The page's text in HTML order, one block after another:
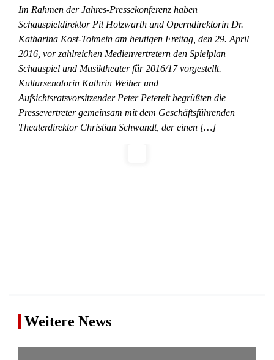
Im Rahmen der Jahres-Pressekonferenz haben
Schauspieldirektor Pit Holzwarth und Operndirektorin Dr.
Katharina Kost-Tolmein am heutigen Freitag, den 29. April
2016, vor zahlreichen Medienvertretern den Spielplan
Schauspiel und Musiktheater für 2016/17 vorgestellt.
Kultursenatorin Kathrin Weiher und
Aufsichtsratsvorsitzender Peter Petereit begrüßten die
Pressevertreter gemeinsam mit dem Geschäftsführenden
Theaterdirektor Christian Schwandt, der einen […]
Weitere News